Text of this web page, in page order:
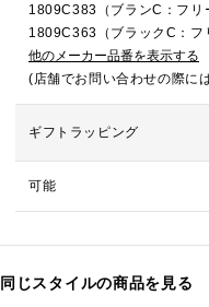
1809C383（ブランC：フリ
1809C363（ブラックC：フ
他のメーカー品番を表示する
(店舗でお問い合わせの際に
ギフトラッピング
可能
同じスタイルの商品を見る